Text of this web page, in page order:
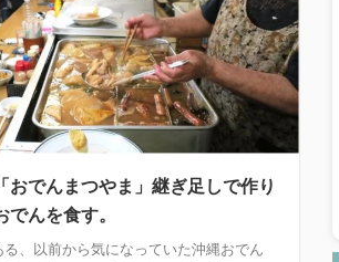
おでんまつやま」継ぎ足しで作り
んを食す。
、以前から気になっていた沖縄おでん